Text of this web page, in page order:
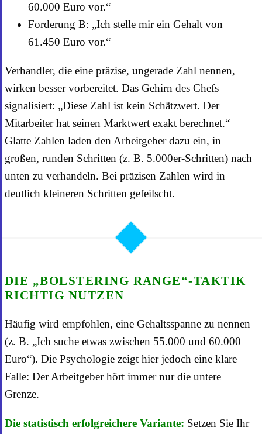
60.000 Euro vor.“
Forderung B: „Ich stelle mir ein Gehalt von
61.450 Euro vor.“
Verhandler, die eine präzise, ungerade Zahl nennen,
wirken besser vorbereitet. Das Gehirn des Chefs
signalisiert: „Diese Zahl ist kein Schätzwert. Der
Mitarbeiter hat seinen Marktwert exakt berechnet.“
Glatte Zahlen laden den Arbeitgeber dazu ein, in
großen, runden Schritten (z. B. 5.000er-Schritten) nach
unten zu verhandeln. Bei präzisen Zahlen wird in
deutlich kleineren Schritten gefeilscht.
DIE „BOLSTERING RANGE“-TAKTIK
RICHTIG NUTZEN
Häufig wird empfohlen, eine Gehaltsspanne zu nennen
(z. B. „Ich suche etwas zwischen 55.000 und 60.000
Euro“). Die Psychologie zeigt hier jedoch eine klare
Falle: Der Arbeitgeber hört immer nur die untere
Grenze.
Die statistisch erfolgreichere Variante: Setzen Sie Ihr